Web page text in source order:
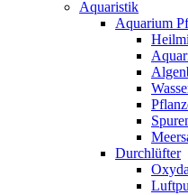
Aquaristik
Aquarium
Durchlüfter